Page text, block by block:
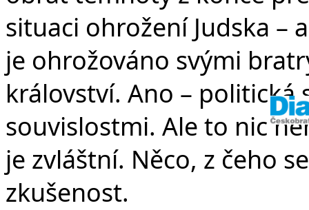
situaci ohrožení Judska –
je ohrožováno svými
království. Ano – politická
souvislostmi. Ale to nic
je zvláštní. Něco, z čeho
zkušenost.